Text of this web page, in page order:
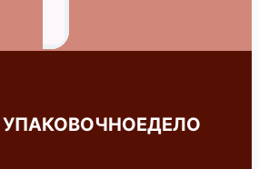
УПАКОВОЧНОЕДЕЛО